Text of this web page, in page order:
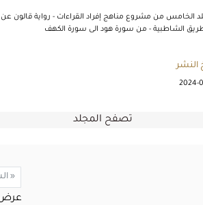
الخامس من مشروع مناهج إفراد القراءات - رواية قالون عن
الشاطبية - من سورة هود الى سورة الكهف
النشر
2024-
تصفح المجلد
«